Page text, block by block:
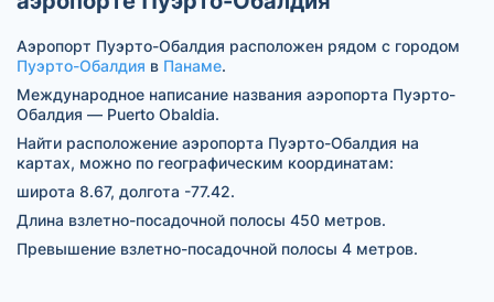
Аэропорт Пуэрто-Обалдия расположен рядом с городом
Пуэрто-Обалдия в Панаме.
Международное написание названия аэропорта Пуэрто-
Обалдия — Puerto Obaldia.
Найти расположение аэропорта Пуэрто-Обалдия на
картах, можно по географическим координатам:
широта 8.67, долгота -77.42.
Длина взлетно-посадочной полосы 450 метров.
Превышение взлетно-посадочной полосы 4 метров.